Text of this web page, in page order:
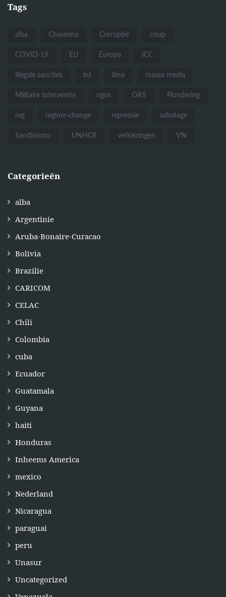
Tags
alba Chavismo Corruptie coup
COVID-19 EU Europa ICC
illegale sancties int lima massa media
Militaire Interventie ngos OAS Plundering
reg regime-change repressie sabotage
Sandinismo UNHCR verkiezingen VN
Categorieën
alba
Argentinie
Aruba-Bonaire-Curacao
Bolivia
Brazilie
CARICOM
CELAC
Chili
Colombia
cuba
Ecuador
Guatamala
Guyana
haiti
Honduras
Inheems America
mexico
Nederland
Nicaragua
paraguai
peru
Unasur
Uncategorized